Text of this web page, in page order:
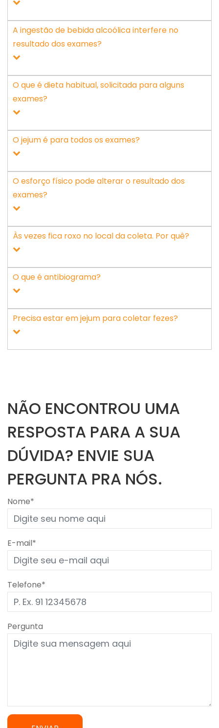
A ingestão de bebida alcoólica interfere no
resultado dos exames?
O que é dieta habitual, solicitada para alguns
exames?
O jejum é para todos os exames?
O esforço físico pode alterar o resultado dos
exames?
Às vezes fica roxo no local da coleta. Por quê?
O que é antibiograma?
Precisa estar em jejum para coletar fezes?
NÃO ENCONTROU UMA
RESPOSTA PARA A SUA
DÚVIDA? ENVIE SUA
PERGUNTA PRA NÓS.
Nome*
E-mail*
Telefone*
Pergunta